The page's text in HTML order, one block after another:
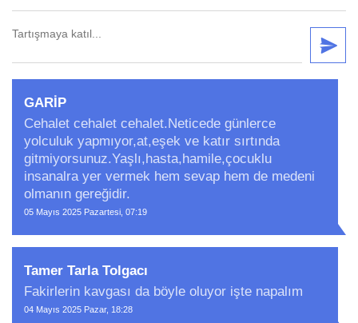
GARİP
Cehalet cehalet cehalet.Neticede günlerce
yolculuk yapmıyor,at,eşek ve katır sırtında
gitmiyorsunuz.Yaşlı,hasta,hamile,çocuklu
insanalra yer vermek hem sevap hem de medeni
olmanın gereğidir.
05 Mayıs 2025 Pazartesi, 07:19
Tamer Tarla Tolgacı
Fakirlerin kavgası da böyle oluyor işte napalım
04 Mayıs 2025 Pazar, 18:28